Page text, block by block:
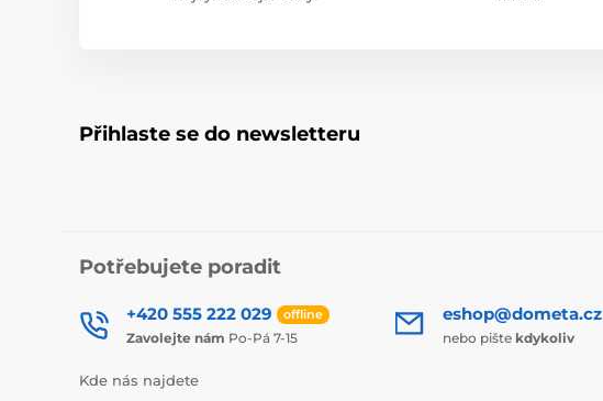
Přihlaste se do newsletteru
Potřebujete poradit
+420 555 222 029 offline
Zavolejte nám Po-Pá 7-15
eshop@dometa.cz
nebo pište kdykoliv
Kde nás najdete